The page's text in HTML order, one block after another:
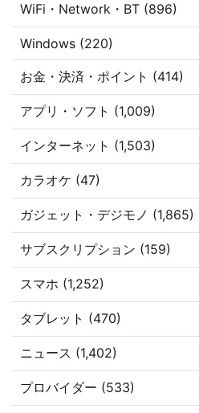
WiFi・Network・BT (896)
Windows (220)
お金・決済・ポイント (414)
アプリ・ソフト (1,009)
インターネット (1,503)
カラオケ (47)
ガジェット・デジモノ (1,865)
サブスクリプション (159)
スマホ (1,252)
タブレット (470)
ニュース (1,402)
プロバイダー (533)